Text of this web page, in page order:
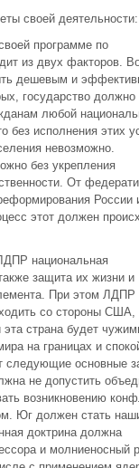
своей деятельности:
программе по
из двух факторов.
дешевым и
государство должно
любой
без исполнения этих
невозможно.
без укрепления
От
России
этот должен
национальная
защита их жизни и
При этом ЛДПР
со стороны США,
страна будет
на границах и
следующие основные
не допустить
возникновению
Юг должен стать
доктрина должна
и молниеносный